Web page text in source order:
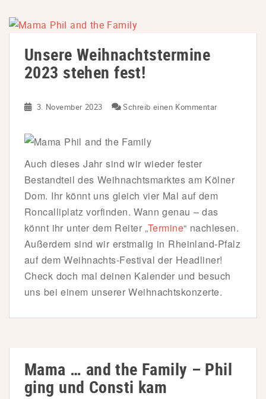
Unsere Weihnachtstermine
2023 stehen fest!
3. November 2023 Schreib einen Kommentar
Auch dieses Jahr sind wir wieder fester
Bestandteil des Weihnachtsmarktes am Kölner
Dom. Ihr könnt uns gleich vier Mal auf dem
Roncalliplatz vorfinden. Wann genau – das
könnt ihr unter dem Reiter „Termine“ nachlesen.
Außerdem sind wir erstmalig in Rheinland-Pfalz
auf dem Weihnachts-Festival der Headliner!
Check doch mal deinen Kalender und besuch
uns bei einem unserer Weihnachtskonzerte.
Mama … and the Family – Phil
ging und Consti kam